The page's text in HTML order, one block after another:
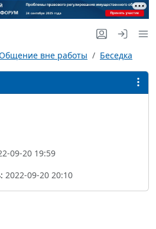
вне работы Беседка
09-20 19:59
2022-09-20 20:10